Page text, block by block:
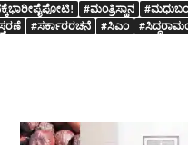
#ಮಂತ್ರಿಸ್ಥಾನ
#ಸರ್ಕಾರರಚನೆ #ಸಿಎಂ